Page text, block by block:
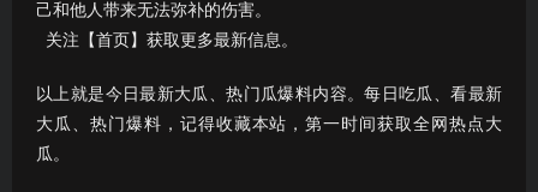
己和他人带来无法弥补的伤害。
关注【首页】获取更多最新信息。
以上就是今日最新大瓜、热门瓜爆料内容。每日吃瓜、看最新
大瓜、热门爆料，记得收藏本站，第一时间获取全网热点大
瓜。